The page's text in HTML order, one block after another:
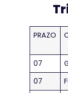
PRAZO
07
07